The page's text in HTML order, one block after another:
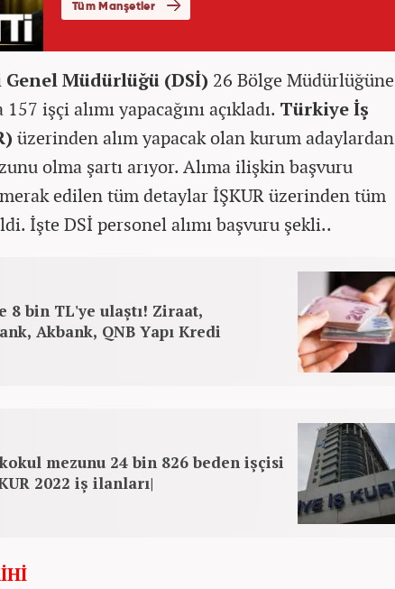
Müdürlüğü (DSİ) 26 Bölge Müdürlüğüne
işçi alımı yapacağını açıkladı. Türkiye İş
üzerinden alım yapacak olan kurum adaylardan
olma şartı arıyor. Alıma ilişkin başvuru
edilen tüm detaylar İŞKUR üzerinden tüm
İşte DSİ personel alımı başvuru şekli..
8 bin TL'ye ulaştı! Ziraat,
Akbank, QNB Yapı Kredi
mezunu 24 bin 826 beden işçisi
2022 iş ilanları|